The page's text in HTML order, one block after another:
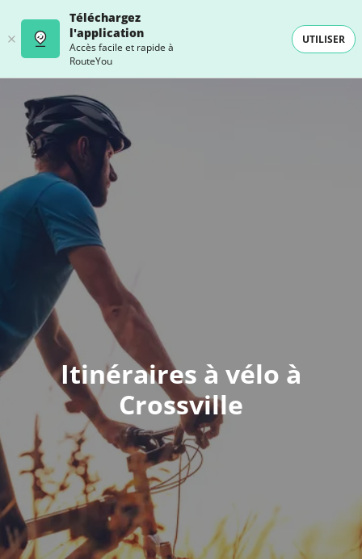
Téléchargez
l'application
Accès facile et rapide à
RouteYou
UTILISER
Itinéraires à vélo à
Crossville